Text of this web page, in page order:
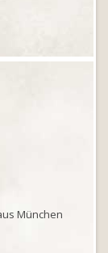
München